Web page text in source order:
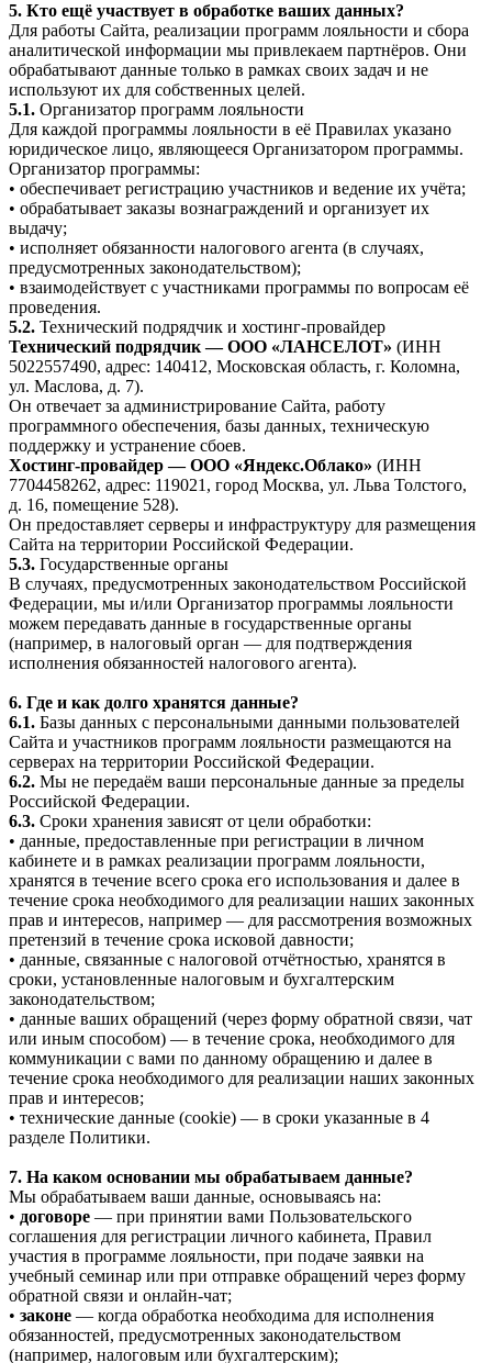
5. Кто ещё участвует в обработке ваших данных?
Для работы Сайта, реализации программ лояльности и сбора
аналитической информации мы привлекаем партнёров. Они
обрабатывают данные только в рамках своих задач и не
используют их для собственных целей.
5.1. Организатор программ лояльности
Для каждой программы лояльности в её Правилах указано
юридическое лицо, являющееся Организатором программы.
Организатор программы:
• обеспечивает регистрацию участников и ведение их учёта;
• обрабатывает заказы вознаграждений и организует их
выдачу;
• исполняет обязанности налогового агента (в случаях,
предусмотренных законодательством);
• взаимодействует с участниками программы по вопросам её
проведения.
5.2. Технический подрядчик и хостинг-провайдер
Технический подрядчик — ООО «ЛАНСЕЛОТ» (ИНН
5022557490, адрес: 140412, Московская область, г. Коломна,
ул. Маслова, д. 7).
Он отвечает за администрирование Сайта, работу
программного обеспечения, базы данных, техническую
поддержку и устранение сбоев.
Хостинг-провайдер — ООО «Яндекс.Облако» (ИНН
7704458262, адрес: 119021, город Москва, ул. Льва Толстого,
д. 16, помещение 528).
Он предоставляет серверы и инфраструктуру для размещения
Сайта на территории Российской Федерации.
5.3. Государственные органы
В случаях, предусмотренных законодательством Российской
Федерации, мы и/или Организатор программы лояльности
можем передавать данные в государственные органы
(например, в налоговый орган — для подтверждения
исполнения обязанностей налогового агента).
6. Где и как долго хранятся данные?
6.1. Базы данных с персональными данными пользователей
Сайта и участников программ лояльности размещаются на
серверах на территории Российской Федерации.
6.2. Мы не передаём ваши персональные данные за пределы
Российской Федерации.
6.3. Сроки хранения зависят от цели обработки:
• данные, предоставленные при регистрации в личном
кабинете и в рамках реализации программ лояльности,
хранятся в течение всего срока его использования и далее в
течение срока необходимого для реализации наших законных
прав и интересов, например — для рассмотрения возможных
претензий в течение срока исковой давности;
• данные, связанные с налоговой отчётностью, хранятся в
сроки, установленные налоговым и бухгалтерским
законодательством;
• данные ваших обращений (через форму обратной связи, чат
или иным способом) — в течение срока, необходимого для
коммуникации с вами по данному обращению и далее в
течение срока необходимого для реализации наших законных
прав и интересов;
• технические данные (cookie) — в сроки указанные в 4
разделе Политики.
7. На каком основании мы обрабатываем данные?
Мы обрабатываем ваши данные, основываясь на:
• договоре — при принятии вами Пользовательского
соглашения для регистрации личного кабинета, Правил
участия в программе лояльности, при подаче заявки на
учебный семинар или при отправке обращений через форму
обратной связи и онлайн-чат;
• законе — когда обработка необходима для исполнения
обязанностей, предусмотренных законодательством
(например, налоговым или бухгалтерским);